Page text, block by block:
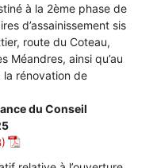
à la 2ème phase de
d’assainissement sis
route du Coteau,
Méandres, ainsi qu’au
la rénovation de
du Conseil